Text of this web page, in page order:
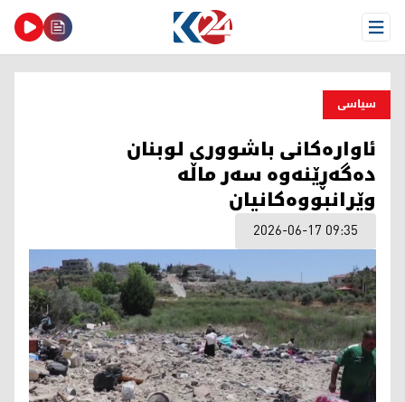
Open Menu
سیاسی
ئاوارەکانی باشووری لوبنان
دەگەڕێنەوە سەر ماڵە
وێرانبووەکانیان
2026-06-17 09:35